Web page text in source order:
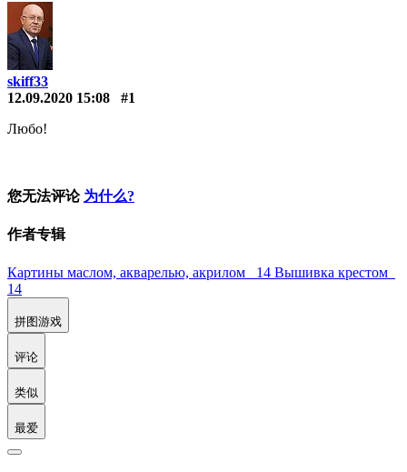
skiff33
12.09.2020 15:08
#1
Любо!
您无法评论 为什么?
作者专辑
Картины маслом, акварелью, акрилом 14 Вышивка крестом
14
拼图游戏
评论
类似
最爱